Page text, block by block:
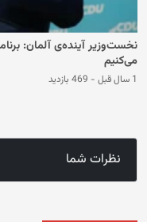
نخست‌وزیر آینده‌ی آلمان:
می‌کنیم
1 سال قبل - 469 بازدید
نظرات شما